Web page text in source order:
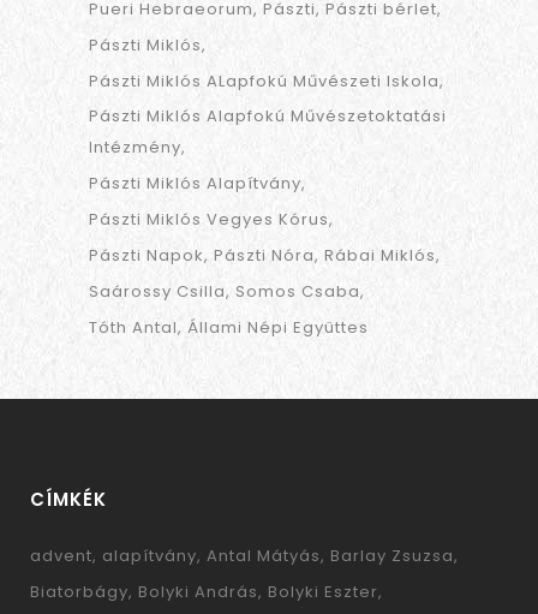
Pueri Hebraeorum Pászti Pászti bérlet
Pászti Miklós
Pászti Miklós ALapfokú Művészeti Iskola
Pászti Miklós Alapfokú Művészetoktatási
Intézmény
Pászti Miklós Alapítvány
Pászti Miklós Vegyes Kórus
Pászti Napok Pászti Nóra Rábai Miklós
Saárossy Csilla Somos Csaba
Tóth Antal Állami Népi Együttes
CÍMKÉK
advent alapítvány Antal Mátyás Barlay Zsuzsa
Biatorbágy Bolyki András Bolyki Eszter